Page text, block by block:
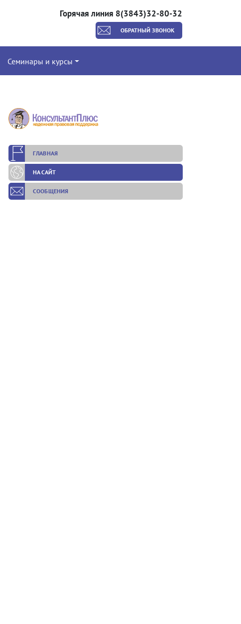
Горячая линия 8(3843)32-80-32
ОБРАТНЫЙ ЗВОНОК
Семинары и курсы
ГЛАВНАЯ
НА САЙТ
СООБЩЕНИЯ